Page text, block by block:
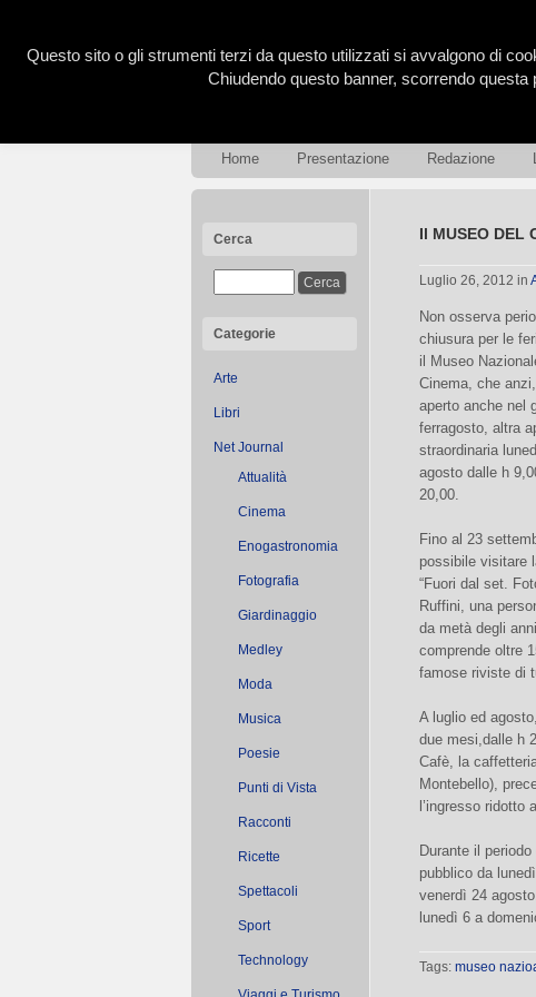
Home Presentazione Redazione
Cerca
Categorie
Arte
Libri
Net Journal
Attualità
Cinema
Enogastronomia
Fotografia
Giardinaggio
Medley
Moda
Musica
Poesie
Punti di Vista
Racconti
Ricette
Spettacoli
Sport
Technology
Il MUSEO DEL
Luglio 26, 2012 in
Non osserva
chiusura per le
il Museo
Cinema, che
aperto anche nel
ferragosto, altra
straordinaria
agosto dalle h
20,00.
Fino al 23
possibile visitare
“Fuori dal set.
Ruffini, una
da metà degli
comprende oltre
famose riviste di
A luglio ed
due mesi,dalle h
Cafè, la
Montebello),
l’ingresso ridotto
Durante il
pubblico da
venerdì 24
lunedì 6 a
Tags: museo
Questo sito o gli strumenti terzi da questo utilizzati si avvalgono di
Chiudendo questo banner, scorrendo